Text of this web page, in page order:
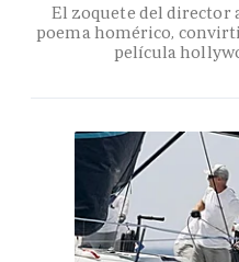
El zoquete del director
poema homérico,
película